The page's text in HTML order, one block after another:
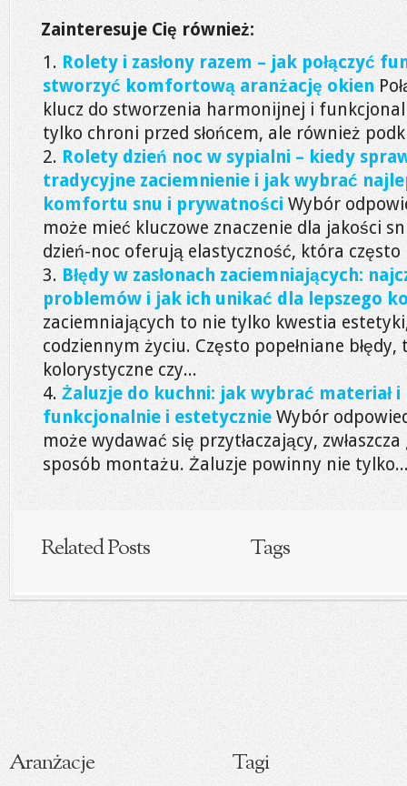
Zainteresuje Cię również:
Rolety i zasłony razem – jak połączyć
stworzyć komfortową aranżację okien
klucz do stworzenia harmonijnej i
tylko chroni przed słońcem, ale również
Rolety dzień noc w sypialni – kiedy
tradycyjne zaciemnienie i jak wybrać
komfortu snu i prywatności Wybór
może mieć kluczowe znaczenie dla jakości
dzień-noc oferują elastyczność, która
Błędy w zasłonach zaciemniających:
problemów i jak ich unikać dla lepszego
zaciemniających to nie tylko kwestia
codziennym życiu. Często popełniane
kolorystyczne czy...
Żaluzje do kuchni: jak wybrać materiał i
funkcjonalnie i estetycznie Wybór
może wydawać się przytłaczający,
sposób montażu. Żaluzje powinny nie
Related Posts Tags
Aranżacje Tagi